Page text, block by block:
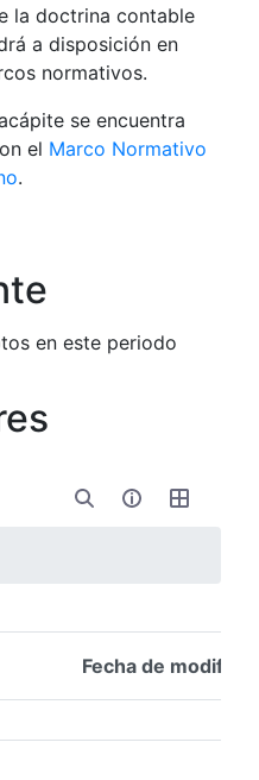
la doctrina contable
a disposición en
normativos.
se encuentra
el Marco Normativo
.
en este periodo
Fecha de